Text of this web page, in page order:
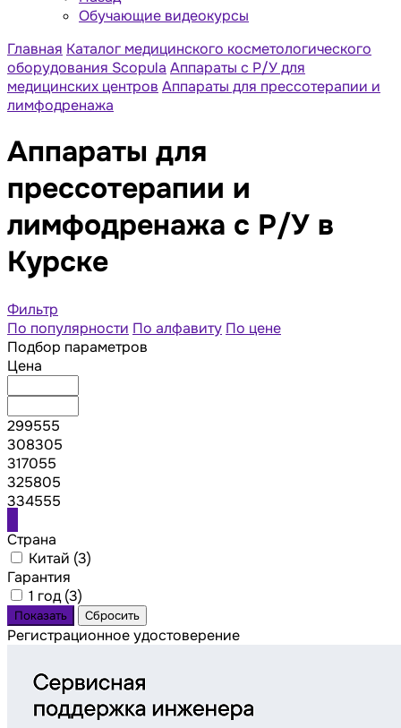
Обучающие видеокурсы
Главная Каталог медицинского косметологического
оборудования Scopula Аппараты с Р/У для
медицинских центров Аппараты для прессотерапии и
лимфодренажа
Аппараты для
прессотерапии и
лимфодренажа с Р/У в
Курске
Фильтр
По популярности По алфавиту По цене
Подбор параметров
Цена
299555
308305
317055
325805
334555
Страна
Китай (3)
Гарантия
1 год (3)
Регистрационное удостоверение